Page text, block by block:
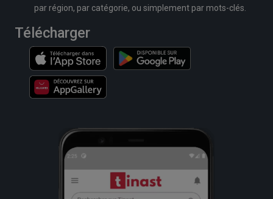
par région, par catégorie, ou simplement par mots-clés.
Télécharger